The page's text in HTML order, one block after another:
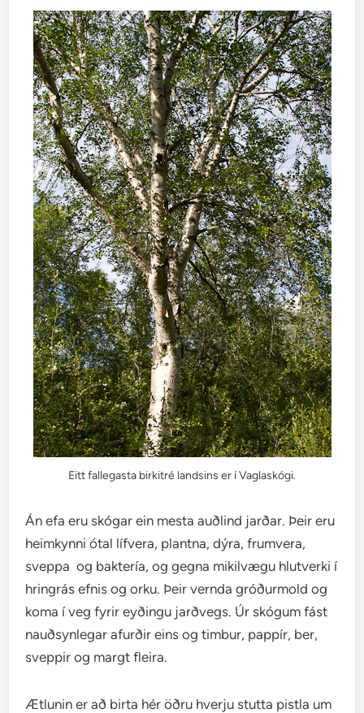
Eitt fallegasta birkitré landsins er í Vaglaskógi.
Án efa eru skógar ein mesta auðlind jarðar. Þeir eru
heimkynni ótal lífvera, plantna, dýra, frumvera,
sveppa og baktería, og gegna mikilvægu hlutverki í
hringrás efnis og orku. Þeir vernda gróðurmold og
koma í veg fyrir eyðingu jarðvegs. Úr skógum fást
nauðsynlegar afurðir eins og timbur, pappír, ber,
sveppir og margt fleira.
Ætlunin er að birta hér öðru hverju stutta pistla um